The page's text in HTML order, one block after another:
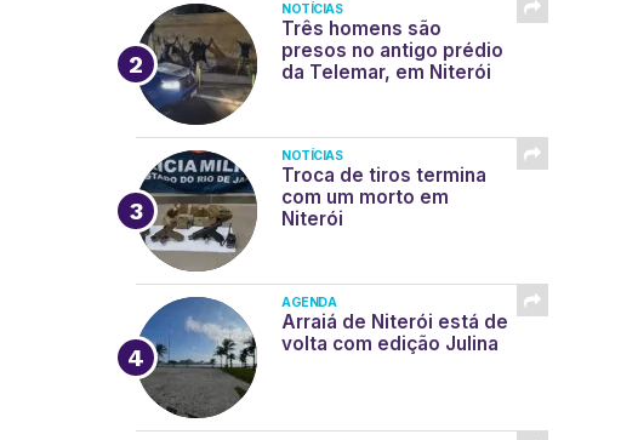
NOTÍCIAS
Três homens são
presos no antigo prédio
da Telemar, em Niterói
NOTÍCIAS
Troca de tiros termina
com um morto em
Niterói
AGENDA
Arraiá de Niterói está de
volta com edição Julina